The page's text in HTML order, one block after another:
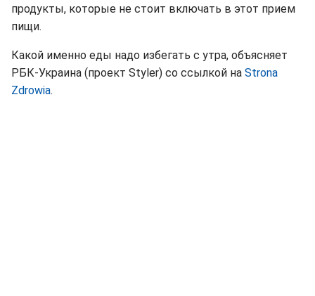
продукты, которые не стоит включать в этот прием
пищи.
Какой именно еды надо избегать с утра, объясняет
РБК-Украина (проект Styler) со ссылкой на Strona
Zdrowia.